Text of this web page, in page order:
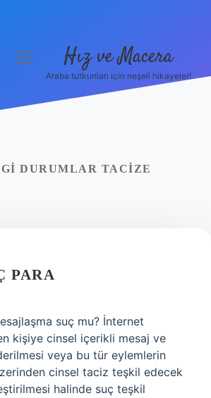
menüyü
Hız ve Macera
Araba tutkunları için neşeli hikayeler!
DURUMLAR TACIZE
PARA
suç mu? İnternet
kişiye cinsel içerikli mesaj ve
veya bu tür eylemlerin
cinsel taciz teşkil edecek
halinde suç teşkil